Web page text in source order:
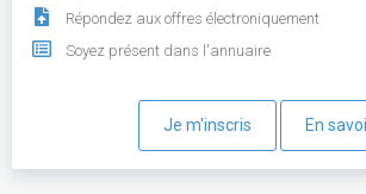
Répondez aux offres électroniquement
Soyez présent dans l'annuaire
Je m'inscris En